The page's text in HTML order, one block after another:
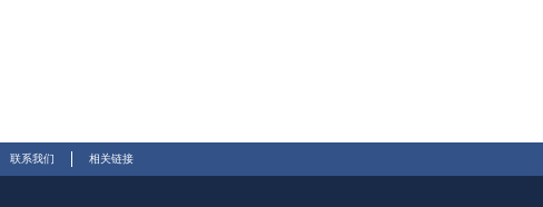
联系我们 相关链接